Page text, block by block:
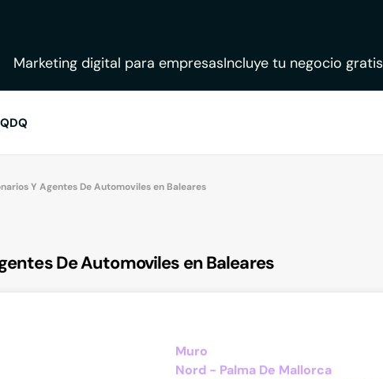
Marketing digital para empresasIncluye tu negocio gratis
Y Agentes De Automoviles en Baleares
De Automoviles en Baleares
Muro
Nord - Palma De Mallorca